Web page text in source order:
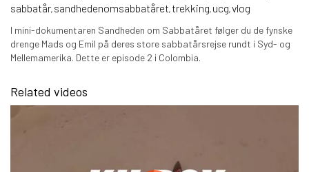
sabbatår, sandhedenomsabbatåret, trekking, ucg,vlog
I mini-dokumentaren Sandheden om Sabbatåret følger du de fynske
drenge Mads og Emil på deres store sabbatårsrejse rundt i Syd- og
Mellemamerika. Dette er episode 2 i Colombia.
Related videos